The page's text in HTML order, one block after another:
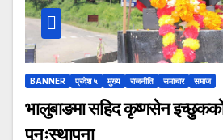
BANNER प्रदेश ५ मुख्य राजनीति समाचार समाज
भालुबाङमा सहिद कृष्णसेन
पुनःस्थापना